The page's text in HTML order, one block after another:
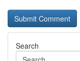
Search